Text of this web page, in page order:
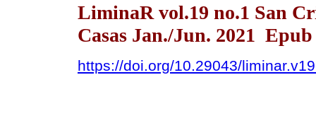
LiminaR vol.19 no.1 San
Casas Jan./Jun. 2021
https://doi.org/10.29043/